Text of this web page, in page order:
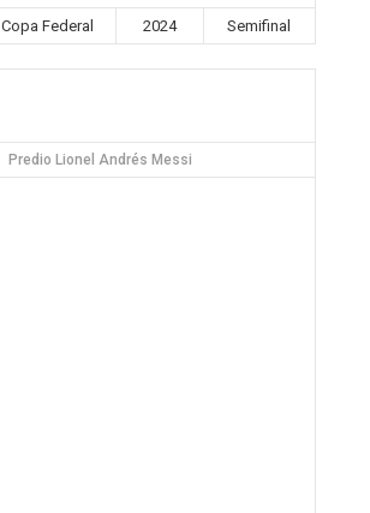
Copa Federal 2024 Semifinal
Predio Lionel Andrés Messi